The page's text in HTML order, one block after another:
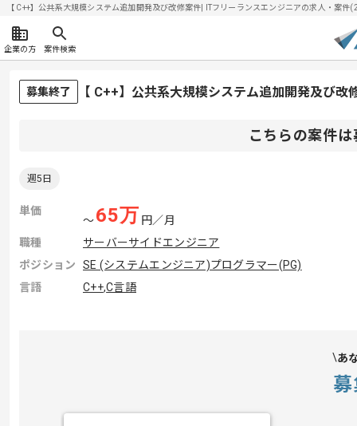
【 C++】公共系大規模システム追加開発及び改修案件| ITフリーランスエンジニアの求人・案
企業の方 案件検索
募集終了 【 C++】公共系大規模システム追加開発及び
こちらの案件
週5日
単価
〜65万 円／月
職種
サーバーサイドエンジニア
ポジション
SE (システムエンジニア)プログラマー(PG)
言語
C++,C言語
あ